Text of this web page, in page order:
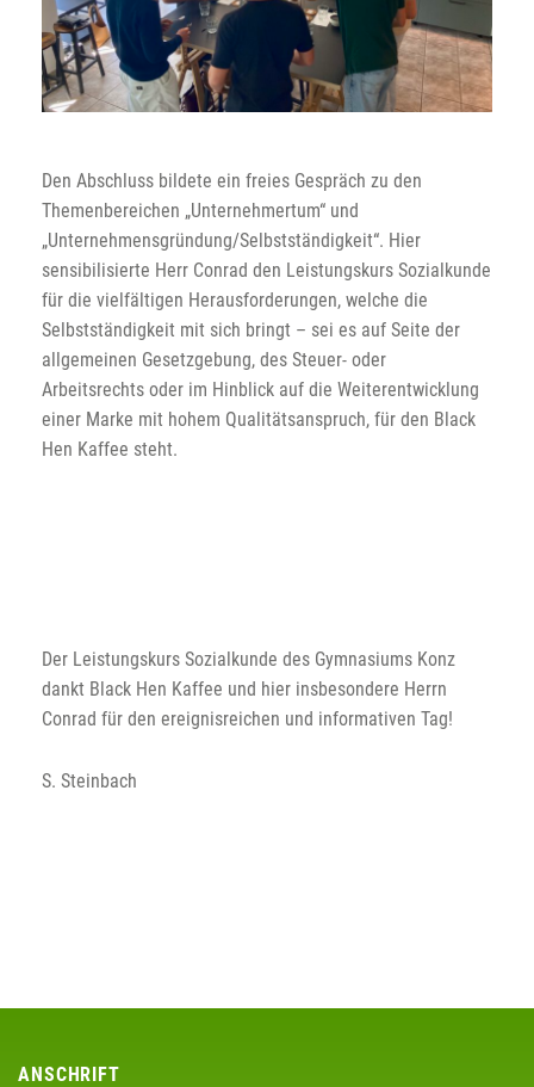
Den Abschluss bildete ein freies Gespräch zu den
Themenbereichen „Unternehmertum“ und
„Unternehmensgründung/Selbstständigkeit“. Hier
sensibilisierte Herr Conrad den Leistungskurs Sozialkunde
für die vielfältigen Herausforderungen, welche die
Selbstständigkeit mit sich bringt – sei es auf Seite der
allgemeinen Gesetzgebung, des Steuer- oder
Arbeitsrechts oder im Hinblick auf die Weiterentwicklung
einer Marke mit hohem Qualitätsanspruch, für den Black
Hen Kaffee steht.
Der Leistungskurs Sozialkunde des Gymnasiums Konz
dankt Black Hen Kaffee und hier insbesondere Herrn
Conrad für den ereignisreichen und informativen Tag!
S. Steinbach
ANSCHRIFT